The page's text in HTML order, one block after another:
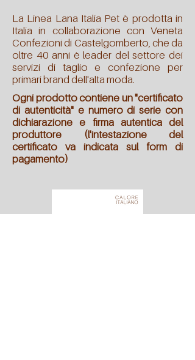
La Linea Lana Italia Pet è prodotta in
Italia in collaborazione con Veneta
Confezioni di Castelgomberto, che da
oltre 40 anni è leader del settore dei
servizi di taglio e confezione per
primari brand dell'alta moda.
Ogni prodotto contiene un "certificato
di autenticità" e numero di serie con
dichiarazione e firma autentica del
produttore (l'intestazione del
certificato va indicata sul form di
pagamento)